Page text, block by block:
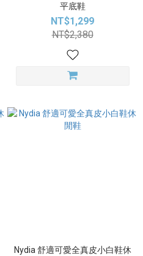
平底鞋
NT$1,299
NT$2,380
Nydia 舒適可愛全真皮小白鞋休